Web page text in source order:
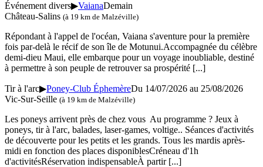
Événement divers▶VaianaDemain
Château-Salins (à 19 km de Malzéville)
Répondant à l'appel de l'océan, Vaiana s'aventure pour la première
fois par-delà le récif de son île de Motunui.Accompagnée du célèbre
demi-dieu Maui, elle embarque pour un voyage inoubliable, destiné
à permettre à son peuple de retrouver sa prospérité [...]
Tir à l'arc▶Poney-Club ÉphemèreDu 14/07/2026 au 25/08/2026
Vic-Sur-Seille (à 19 km de Malzéville)
Les poneys arrivent près de chez vous Au programme ? Jeux à
poneys, tir à l'arc, balades, laser-games, voltige.. Séances d'activités
de découverte pour les petits et les grands. Tous les mardis après-
midi en fonction des places disponiblesCréneau d'1h
d'activitésRéservation indispensableÀ partir [...]